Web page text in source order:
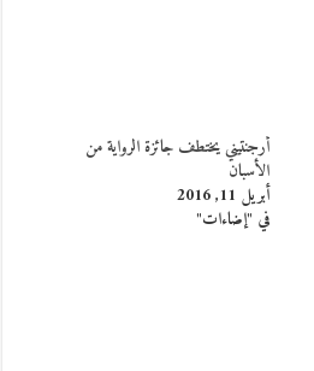
أرجنتيني يختطف جائزة الرواية من
الأسبان
أبريل 11, 2016
في "إضاءات"